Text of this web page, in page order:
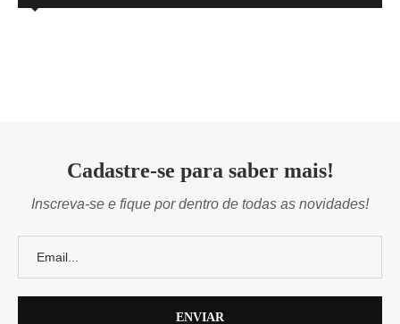
Cadastre-se para saber mais!
Inscreva-se e fique por dentro de todas as novidades!